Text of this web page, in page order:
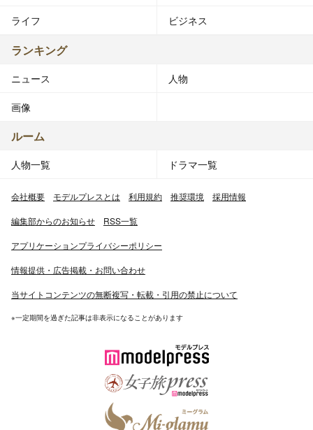
ライフ ビジネス
ランキング
ニュース 人物
画像
ルーム
人物一覧 ドラマ一覧
会社概要 モデルプレスとは 利用規約 推奨環境 採用情報
編集部からのお知らせ RSS一覧
アプリケーションプライバシーポリシー
情報提供・広告掲載・お問い合わせ
当サイトコンテンツの無断複写・転載・引用の禁止について
※一定期間を過ぎた記事は非表示になることがあります